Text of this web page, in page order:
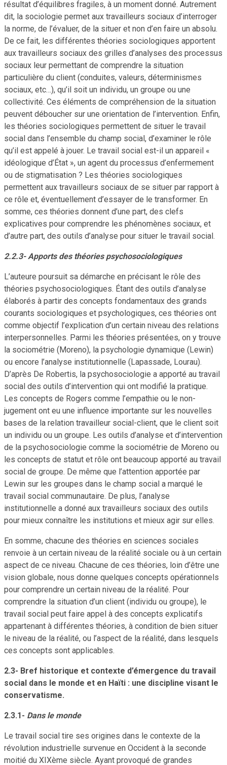
résultat d’équilibres fragiles, à un moment donné. Autrement
dit, la sociologie permet aux travailleurs sociaux d’interroger
la norme, de l’évaluer, de la situer et non d’en faire un absolu.
De ce fait, les différentes théories sociologiques apportent
aux travailleurs sociaux des grilles d’analyses des processus
sociaux leur permettant de comprendre la situation
particulière du client (conduites, valeurs, déterminismes
sociaux, etc…), qu’il soit un individu, un groupe ou une
collectivité. Ces éléments de compréhension de la situation
peuvent déboucher sur une orientation de l’intervention. Enfin,
les théories sociologiques permettent de situer le travail
social dans l’ensemble du champ social, d’examiner le rôle
qu’il est appelé à jouer. Le travail social est-il un appareil «
idéologique d’État », un agent du processus d’enfermement
ou de stigmatisation ? Les théories sociologiques
permettent aux travailleurs sociaux de se situer par rapport à
ce rôle et, éventuellement d’essayer de le transformer. En
somme, ces théories donnent d’une part, des clefs
explicatives pour comprendre les phénomènes sociaux, et
d’autre part, des outils d’analyse pour situer le travail social.
2.2.3- Apports des théories psychosociologiques
L’auteure poursuit sa démarche en précisant le rôle des
théories psychosociologiques. Étant des outils d’analyse
élaborés à partir des concepts fondamentaux des grands
courants sociologiques et psychologiques, ces théories ont
comme objectif l’explication d’un certain niveau des relations
interpersonnelles. Parmi les théories présentées, on y trouve
la sociométrie (Moreno), la psychologie dynamique (Lewin)
ou encore l’analyse institutionnelle (Lapassade, Lourau).
D’après De Robertis, la psychosociologie a apporté au travail
social des outils d’intervention qui ont modifié la pratique.
Les concepts de Rogers comme l’empathie ou le non-
jugement ont eu une influence importante sur les nouvelles
bases de la relation travailleur social-client, que le client soit
un individu ou un groupe. Les outils d’analyse et d’intervention
de la psychosociologie comme la sociométrie de Moreno ou
les concepts de statut et rôle ont beaucoup apporté au travail
social de groupe. De même que l’attention apportée par
Lewin sur les groupes dans le champ social a marqué le
travail social communautaire. De plus, l’analyse
institutionnelle a donné aux travailleurs sociaux des outils
pour mieux connaître les institutions et mieux agir sur elles.
En somme, chacune des théories en sciences sociales
renvoie à un certain niveau de la réalité sociale ou à un certain
aspect de ce niveau. Chacune de ces théories, loin d’être une
vision globale, nous donne quelques concepts opérationnels
pour comprendre un certain niveau de la réalité. Pour
comprendre la situation d’un client (individu ou groupe), le
travail social peut faire appel à des concepts explicatifs
appartenant à différentes théories, à condition de bien situer
le niveau de la réalité, ou l’aspect de la réalité, dans lesquels
ces concepts sont applicables.
2.3- Bref historique et contexte d’émergence du travail
social dans le monde et en Haïti : une discipline visant le
conservatisme.
2.3.1- Dans le monde
Le travail social tire ses origines dans le contexte de la
révolution industrielle survenue en Occident à la seconde
moitié du XIXème siècle. Ayant provoqué de grandes